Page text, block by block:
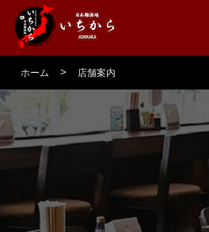
ホーム > 店舗案内